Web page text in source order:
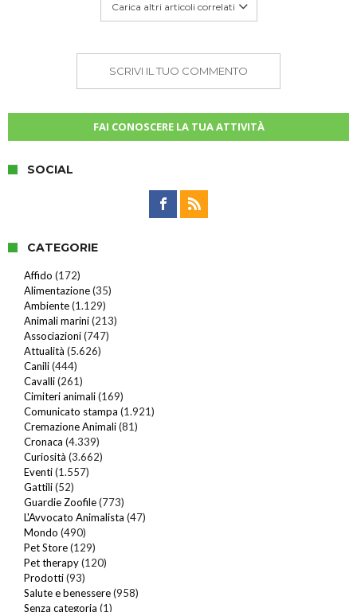
Carica altri articoli correlati
SCRIVI IL TUO COMMENTO
FAI CONOSCERE LA TUA ATTIVITÀ
SOCIAL
CATEGORIE
Affido (172)
Alimentazione(35)
Ambiente(1.129)
Animali marini(213)
Associazioni(747)
Attualità (5.626)
Canili(444)
Cavalli(261)
Cimiteri animali(169)
Comunicato stampa (1.921)
Cremazione Animali(81)
Cronaca (4.339)
Curiosità (3.662)
Eventi(1.557)
Gattili(52)
Guardie Zoofile(773)
L'Avvocato Animalista (47)
Mondo (490)
Pet Store(129)
Pet therapy(120)
Prodotti(93)
Salute e benessere(958)
Senza categoria (1)